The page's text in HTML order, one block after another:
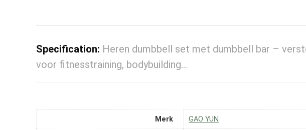
Specification: Heren dumbbell set met dumbbell bar –
voor fitnesstraining, bodybuilding…
Merk ‎GAO YUN